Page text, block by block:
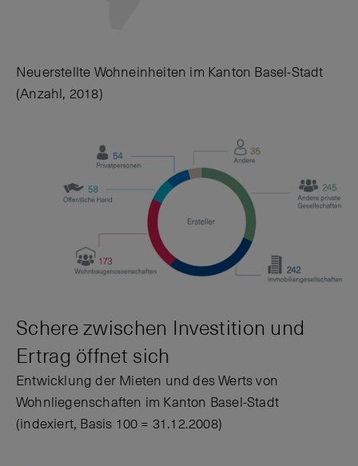
Neuerstellte Wohneinheiten im Kanton Basel-Stadt
(Anzahl, 2018)
Schere zwischen Investition und
Ertrag öffnet sich
Entwicklung der Mieten und des Werts von
Wohnliegenschaften im Kanton Basel-Stadt
(indexiert, Basis 100 = 31.12.2008)